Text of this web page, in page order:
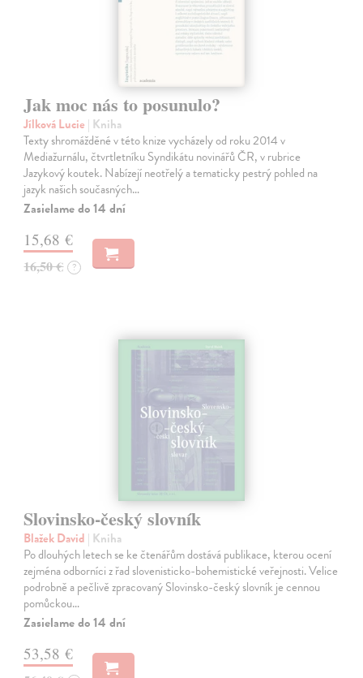
Jak moc nás to posunulo?
Jílková Lucie | Kniha
Texty shromážděné v této knize vycházely od roku 2014 v
Mediažurnálu, čtvrtletníku Syndikátu novinářů ČR, v rubrice
Jazykový koutek. Nabízejí neotřelý a tematicky pestrý pohled na
jazyk našich současných…
Zasielame do 14 dní
15,68 €
16,50 € ?
Slovinsko-český slovník
Blažek David | Kniha
Po dlouhých letech se ke čtenářům dostává publikace, kterou ocení
zejména odborníci z řad slovenisticko-bohemistické veřejnosti. Velice
podrobně a pečlivě zpracovaný Slovinsko-český slovník je cennou
pomůckou…
Zasielame do 14 dní
53,58 €